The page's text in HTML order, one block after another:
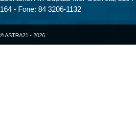
164 - Fone: 84 3206-1132
© ASTRA21 - 2026